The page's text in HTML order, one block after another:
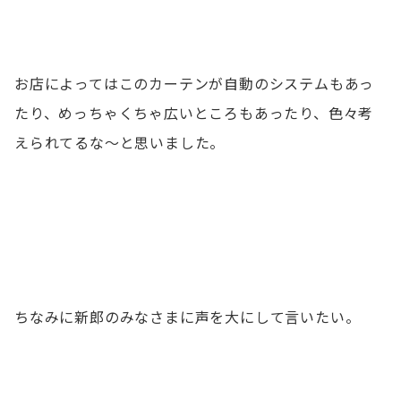
お店によってはこのカーテンが自動のシステムもあっ
たり、めっちゃくちゃ広いところもあったり、色々考
えられてるな〜と思いました。
ちなみに新郎のみなさまに声を大にして言いたい。